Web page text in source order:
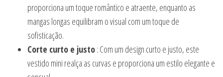
proporciona um toque romântico e atraente, enquanto as
mangas longas equilibram o visual com um toque de
sofisticação.
Corte curto e justo: Com um design curto e justo, este
vestido mini realça as curvas e proporciona um estilo elegante e